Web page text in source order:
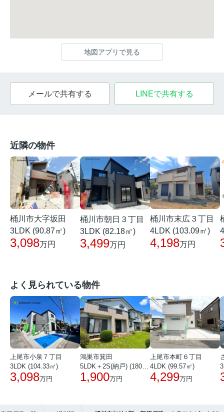
地図アプリで見る
メールで共有する LINEで共有する
近隣の物件
桶川市大字坂田
3LDK (90.87㎡)
3,098万円
桶川市朝日３丁目
3LDK (82.18㎡)
3,499万円
桶川市末広３丁目
4LDK (103.09㎡)
4,198万円
よく見られている物件
上尾市小泉７丁目
3LDK (104.33㎡)
3,098万円
鴻巣市箕田
1,900万円
上尾市本町６丁目
4LDK (99.57㎡)
4,299万円